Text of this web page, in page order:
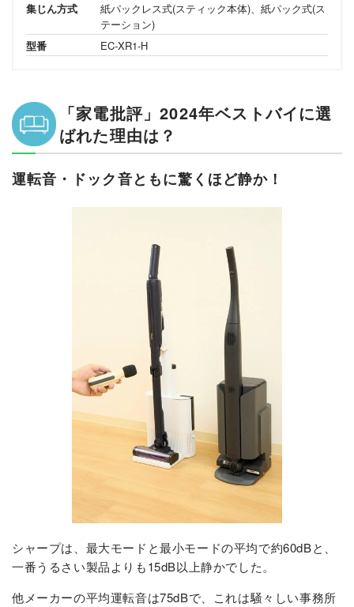
集じん方式
紙パックレス式(スティック本体)、紙パック式(ス
テーション)
型番
EC-XR1-H
「家電批評」2024年ベストバイに選
ばれた理由は？
運転音・ドック音ともに驚くほど静か！
シャープは、最大モードと最小モードの平均で約60dBと、
一番うるさい製品よりも15dB以上静かでした。
他メーカーの平均運転音は75dBで、これは騒々しい事務所